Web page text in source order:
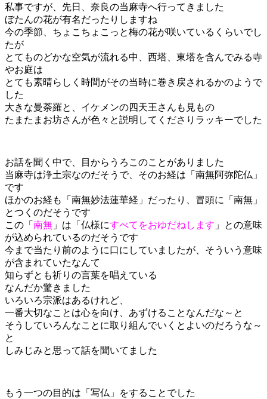
私事ですが、先日、奈良の当麻寺へ行ってきました
ぼたんの花が有名だったりしますね
今の季節、ちょこちょこっと梅の花が咲いているくらいでし
たが
とてものどかな空気が流れる中、西塔、東塔を含んでみる寺
やお庭は
とても素晴らしく時間がその当時に巻き戻されるかのようで
した
大きな曼荼羅と、イケメンの四天王さんも見もの
たまたまお坊さんが色々と説明してくださりラッキーでした
お話を聞く中で、目からうろこのことがありました
当麻寺は浄土宗なのだそうで、そのお経は「南無阿弥陀仏」
です
ほかのお経も「南無妙法蓮華経」だったり、冒頭に「南無」
とつくのだそうです
この「 南無 」は「仏様にすべてをおゆだねします 」との意味
が込められているのだそうです
今まで当たり前のように口にしていましたが、そういう意味
が含まれていたなんて
知らずとも祈りの言葉を唱えている
なんだか驚きました
いろいろ宗派はあるけれど、
一番大切なことは心を向け、あずけることなんだな～と
そうしていろんなことに取り組んでいくとよいのだろうな～
と
しみじみと思って話を聞いてました
もう一つの目的は「写仏」をすることでした